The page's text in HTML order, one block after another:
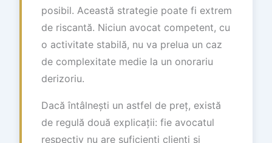
posibil. Această strategie poate fi extrem
de riscantă. Niciun avocat competent, cu
o activitate stabilă, nu va prelua un caz
de complexitate medie la un onorariu
derizoriu.
Dacă întâlnești un astfel de preț, există
de regulă două explicații: fie avocatul
respectiv nu are suficienți clienți și